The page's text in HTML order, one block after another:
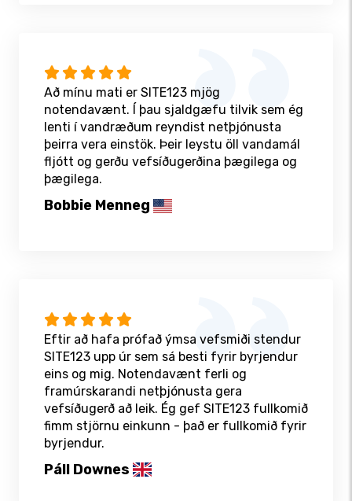
Að mínu mati er SITE123 mjög
notendavænt. Í þau sjaldgæfu tilvik sem ég
lenti í vandræðum reyndist netþjónusta
þeirra vera einstök. Þeir leystu öll vandamál
fljótt og gerðu vefsíðugerðina þægilega og
þægilega.
Bobbie Menneg
Eftir að hafa prófað ýmsa vefsmiði stendur
SITE123 upp úr sem sá besti fyrir byrjendur
eins og mig. Notendavænt ferli og
framúrskarandi netþjónusta gera
vefsíðugerð að leik. Ég gef SITE123 fullkomið
fimm stjörnu einkunn - það er fullkomið fyrir
byrjendur.
Páll Downes